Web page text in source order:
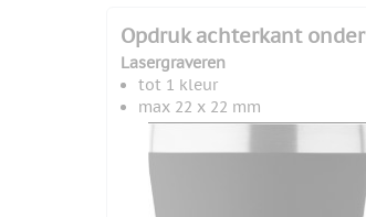
Opdruk achterkant onder
Lasergraveren
tot 1 kleur
max 22 x 22 mm